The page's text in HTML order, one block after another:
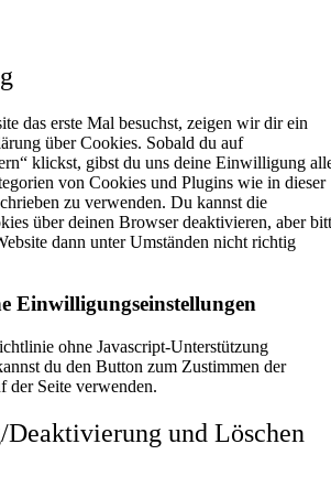
das erste Mal besuchst, zeigen wir dir ein
über Cookies. Sobald du auf
klickst, gibst du uns deine Einwilligung
von Cookies und Plugins wie in dieser
zu verwenden. Du kannst die
über deinen Browser deaktivieren, aber
dann unter Umständen nicht richtig
Einwilligungseinstellungen
ohne Javascript-Unterstützung
du den Button zum Zustimmen der
Seite verwenden.
und Löschen